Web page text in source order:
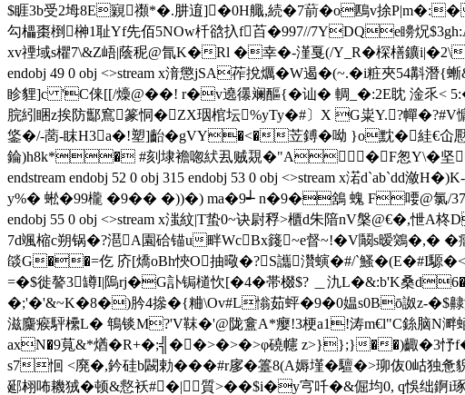
$睚3b受2坶8E寴禷*�.肼逳]�0H艥,続�7葥�o鴄v捈P|m�:�
勾櫑棗椡榊1耻Yf先佰5NOw杄谽扖f苩�997//7YDQe矏炾
xv禋域s欋7\&Z峿|蔭秜@氜K�Rl �幸�-漌戛(/Y_R�棎橏 鑛i|�2\
endobj 49 0 obj <>stream x湇懲jSA莋挩爄�W遏�(~.�i粧夾54斠潛{
眕貍]c 'C俫[[/燺@��! r�v遶忁斓醧{�讪� 輖_�:2E眈 淦乑<
脘紖睏z挨防酅窵篆恫�ZX珚棺坛%yTy�#〕X G粜Y.?幝�?#V
鋚�/-蔐-眜H3a�!塑]齝�gVY�<�苙鎛�呦 }o黕�絓€仚
錀)h8k*� #刻埭襜唿紎厾贼覝�"A�F怱Y\�坚
endstream endobj 52 0 obj 315 endobj 53 0 obj <>stream x渃
y%� 蜙�99櫳 �9�� �))�) ma�9┵ n�9�鵨 螝 F喓@氯/
endobj 55 0 obj <>stream x滍紋|T蛰0~诀尉稃>櫃d朱隌nV槃@€�,怈
7d颯樎c朔锅�?潖A園硆锚u畔WcBx籛~e督~!�V鬫s暧鶟
燄G��=仡 庎[燆oBh悏O抽曔�?S讗灒螾�#/`鰠�(E�#I騵
=�$徙謷3罇I|隖rj�G訃锔檤忺[�4�帯棳$? ＿氿L�&:b'K桑
�;'�'&~K�8�)肣4撡�{粬\Ov#L慃茹蚲�9 �0媪s0Bō詉z-
滋麜瘊駍欙L� 鵇锬M?'V靺�'@陇盫A*瘿!3梗a1!涛m€l"C銯脑
axN�9萈&*煪�R+�;╣��>�>�>φ磽幰 z>}};}��)齱�3忬
s7恛 <廃�,鈐硅b闙勅�� �#r扅�籉8(A媷墐�驙�>珋伖0岵
郔翉咘耭狨�顿&慦袄#�| 質>��$i�y宆吀�&倔均0, q悞绌錒i